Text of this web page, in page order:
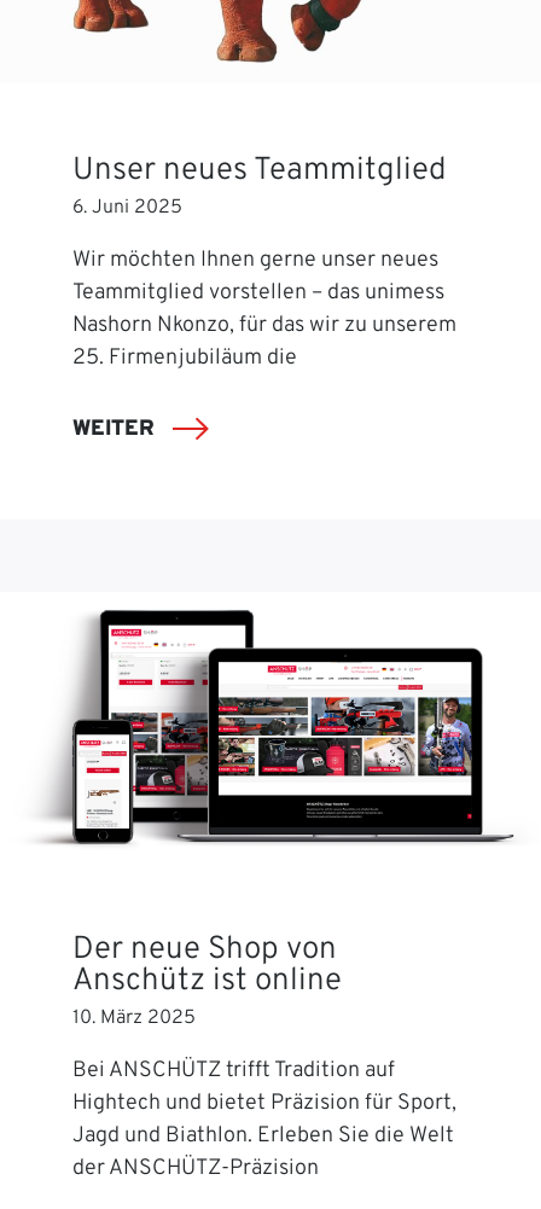
Unser neues Teammitglied
6. Juni 2025
Wir möchten Ihnen gerne unser neues
Teammitglied vorstellen – das unimess
Nashorn Nkonzo, für das wir zu unserem
25. Firmenjubiläum die
WEITER
Der neue Shop von
Anschütz ist online
10. März 2025
Bei ANSCHÜTZ trifft Tradition auf
Hightech und bietet Präzision für Sport,
Jagd und Biathlon. Erleben Sie die Welt
der ANSCHÜTZ-Präzision